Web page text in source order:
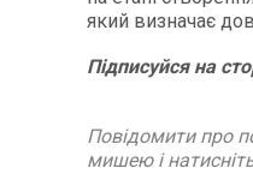
який визначає
Підписуйсяна
Повідомити про
мишею і